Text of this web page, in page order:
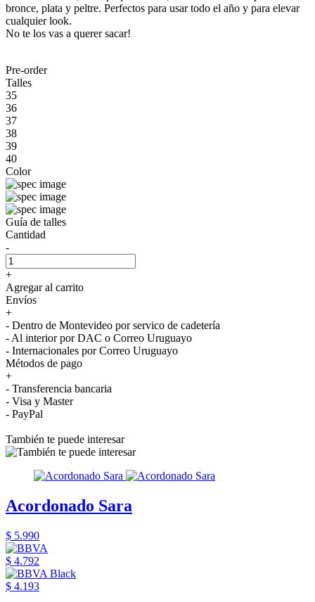
bronce, plata y peltre. Perfectos para usar todo el año y para elevar
cualquier look.
No te los vas a querer sacar!
Pre-order
Talles
35
36
37
38
39
40
Color
Guía de talles
Cantidad
-
+
Agregar al carrito
Envíos
+
- Dentro de Montevideo por servico de cadetería
- Al interior por DAC o Correo Uruguayo
- Internacionales por Correo Uruguayo
Métodos de pago
+
- Transferencia bancaria
- Visa y Master
- PayPal
También te puede interesar
Acordonado Sara
$ 5.990
$ 4.792
$ 4.193